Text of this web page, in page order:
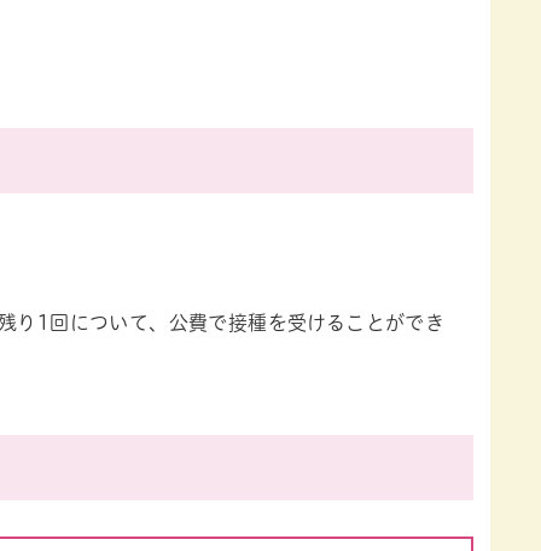
1回について、公費で接種を受けることができ